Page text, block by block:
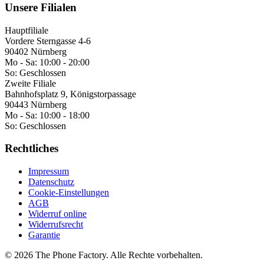
Unsere Filialen
Hauptfiliale
Vordere Sterngasse 4-6
90402 Nürnberg
Mo - Sa: 10:00 - 20:00
So: Geschlossen
Zweite Filiale
Bahnhofsplatz 9, Königstorpassage
90443 Nürnberg
Mo - Sa: 10:00 - 18:00
So: Geschlossen
Rechtliches
Impressum
Datenschutz
Cookie-Einstellungen
AGB
Widerruf online
Widerrufsrecht
Garantie
© 2026 The Phone Factory. Alle Rechte vorbehalten.